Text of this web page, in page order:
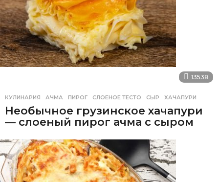
13538
КУЛИНАРИЯ АЧМА ,ПИРОГ ,СЛОЕНОЕ ТЕСТО ,СЫР ,ХАЧАПУРИ
Необычное грузинское хачапури
— слоеный пирог ачма с сыром